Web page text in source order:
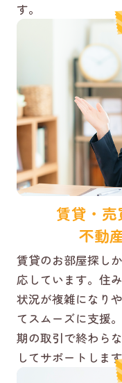
す。
賃貸・
不動
賃貸のお部屋探し
応しています。住
状況が複雑になり
てスムーズに支援
期の取引で終わら
してサポートしま